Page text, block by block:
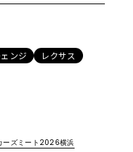
ンジ
レクサス
ーズミート2026横浜